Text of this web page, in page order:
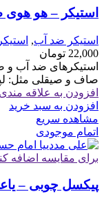
استیکر – هو
استیکر ضد آب,
22,000 تومان
استیکرهای ضد آب
صاف و صیقلی مثل:
افزودن به علاقه مندی
افزودن به سبد خرید
مشاهده سریع
اتمام موجودی
برای مقایسه اضافه
پیکسل چوبی –